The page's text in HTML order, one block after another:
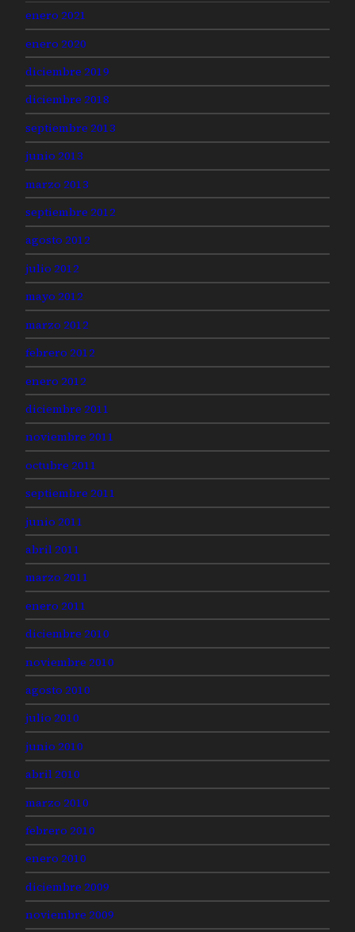
enero 2021
enero 2020
diciembre 2019
diciembre 2018
septiembre 2013
junio 2013
marzo 2013
septiembre 2012
agosto 2012
julio 2012
mayo 2012
marzo 2012
febrero 2012
enero 2012
diciembre 2011
noviembre 2011
octubre 2011
septiembre 2011
junio 2011
abril 2011
marzo 2011
enero 2011
diciembre 2010
noviembre 2010
agosto 2010
julio 2010
junio 2010
abril 2010
marzo 2010
febrero 2010
enero 2010
diciembre 2009
noviembre 2009